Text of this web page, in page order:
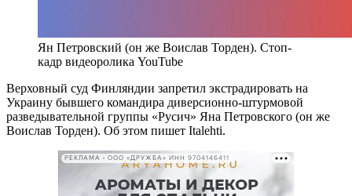
Ян Петровский (он же Воислав Торден). Стоп-
кадр видеоролика YouTube
Верховный суд Финляндии запретил экстрадировать на
Украину бывшего командира диверсионно-штурмовой
разведывательной группы «Русич» Яна Петровского (он же
Воислав Торден). Об этом пишет Italehti.
РЕКЛАМА • ООО «ДРУЖБА» ИНН 9704146411